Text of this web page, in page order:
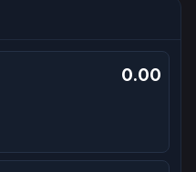
0.00